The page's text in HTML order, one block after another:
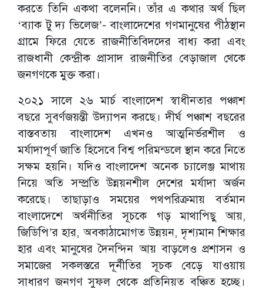
করতে তিনি একথা বলেননি। তাঁর এ কথার অর্থ ছিল
‘ব্যাক টু দ্য ভিলেজ’- বাংলাদেশের গণমানুষের পীঠস্থান
গ্রামে ফিরে যেতে রাজনীতিবিদদের বাধ্য করা এবং
রাজধানী কেন্দ্রীক প্রাসাদ রাজনীতির বেড়াজাল থেকে
জনগণকে মুক্ত করা।
২০২১ সালে ২৬ মার্চ বাংলাদেশ স্বাধীনতার পঞ্চাশ
বছরে সুবর্ণজয়ন্তী উদ্যাপন করছে। দীর্ঘ পঞ্চাশ বছরের
বাস্তবতায় বাংলাদেশ এখনও আত্মনির্ভরশীল ও
মর্যাদাপূর্ণ জাতি হিসেবে বিশ্ব পরিমন্ডলে স্থান করে নিতে
সক্ষম হয়নি। যদিও বাংলাদেশ অনেক চ্যালেঞ্জ মাথায়
নিয়ে অতি সম্প্রতি উন্নয়নশীল দেশের মর্যাদা অর্জন
করেছে। তাছাড়াও সময়ের পথপরিক্রমায় বর্তমান
বাংলাদেশে অর্থনীতির সূচকে গড় মাথাপিছু আয়,
জিডিপি’র হার, অবকাঠামোগত উন্নয়ন, দৃশ্যমান শিক্ষার
হার এবং মানুষের দৈনন্দিন আয় বাড়লেও প্রশাসন ও
সমাজের সকলস্তরে দূর্নীতির সূচক বেড়ে যাওয়ায়
সাধারণ জনগণ সুফল থেকে প্রতিনিয়ত বঞ্চিত হচ্ছে।